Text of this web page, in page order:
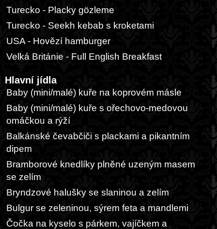
Turecko - Placky gözleme
Turecko - Seekh kebab s kroketami
USA - Hovězí hamburger
Velká Británie - Full English Breakfast
Hlavní jídla
Baby (mini/malé) kuře na koprovém másle
Baby (mini/malé) kuře s ořechovo-medovou
omáčkou a rýží
Balkánské čevabčiči s plackami a pikantním
dipem
Bramborové knedlíky plněné uzeným masem
se zelím
Bryndzové halušky se slaninou a zelím
Bulgur se zeleninou, sýrem feta a mandlemi
Čočka na kyselo s párkem, vajíčkem a